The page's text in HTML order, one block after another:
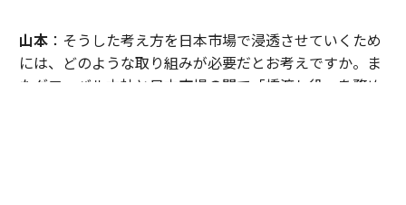
山本：そうした考え方を日本市場で浸透させていくため
には、どのような取り組みが必要だとお考えですか。ま
たグローバル本社と日本市場の間で「橋渡し役」を務め